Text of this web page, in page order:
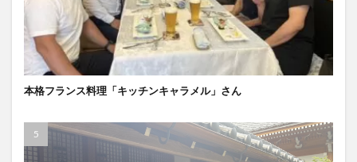
本格フランス料理「キッチンキャラメル」さん